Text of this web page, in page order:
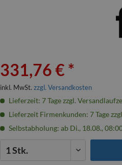
331,76 € *
inkl. MwSt.zzgl. Versandkosten
Lieferzeit: 7 Tage zzgl.
Lieferzeit Firmenkunden: 7 Tage
Selbstabholung: ab Di., 18.08.,